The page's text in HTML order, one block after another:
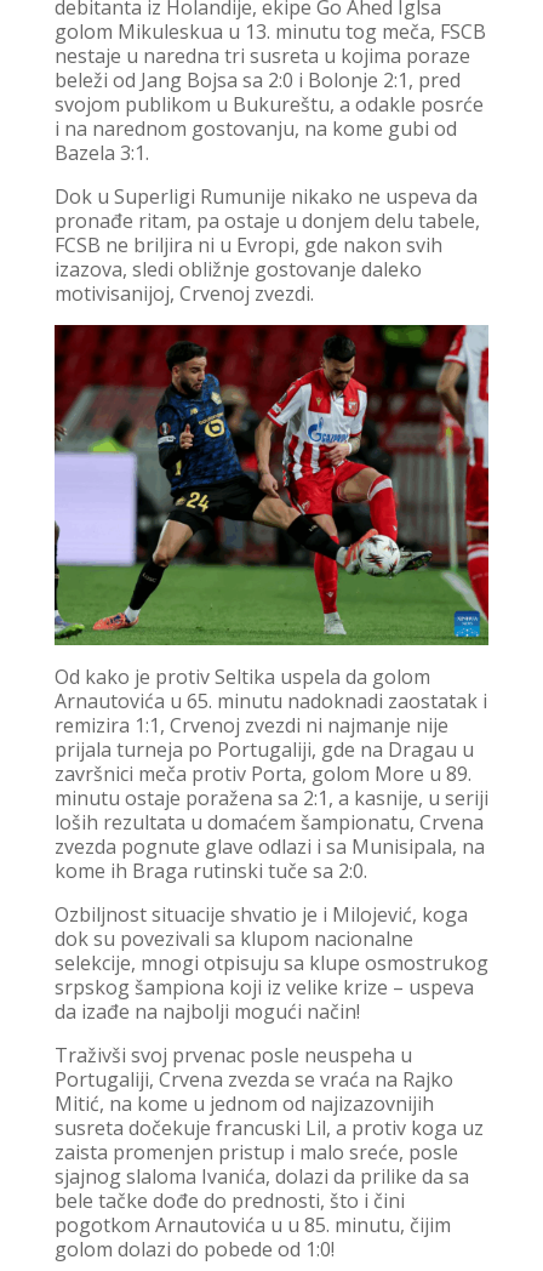
debitanta iz Holandije, ekipe Go Ahed Iglsa
golom Mikuleskua u 13. minutu tog meča, FSCB
nestaje u naredna tri susreta u kojima poraze
beleži od Jang Bojsa sa 2:0 i Bolonje 2:1, pred
svojom publikom u Bukureštu, a odakle posrće
i na narednom gostovanju, na kome gubi od
Bazela 3:1.
Dok u Superligi Rumunije nikako ne uspeva da
pronađe ritam, pa ostaje u donjem delu tabele,
FCSB ne briljira ni u Evropi, gde nakon svih
izazova, sledi obližnje gostovanje daleko
motivisanijoj, Crvenoj zvezdi.
Od kako je protiv Seltika uspela da golom
Arnautovića u 65. minutu nadoknadi zaostatak i
remizira 1:1, Crvenoj zvezdi ni najmanje nije
prijala turneja po Portugaliji, gde na Dragau u
završnici meča protiv Porta, golom More u 89.
minutu ostaje poražena sa 2:1, a kasnije, u seriji
loših rezultata u domaćem šampionatu, Crvena
zvezda pognute glave odlazi i sa Munisipala, na
kome ih Braga rutinski tuče sa 2:0.
Ozbiljnost situacije shvatio je i Milojević, koga
dok su povezivali sa klupom nacionalne
selekcije, mnogi otpisuju sa klupe osmostrukog
srpskog šampiona koji iz velike krize – uspeva
da izađe na najbolji mogući način!
Traživši svoj prvenac posle neuspeha u
Portugaliji, Crvena zvezda se vraća na Rajko
Mitić, na kome u jednom od najizazovnijih
susreta dočekuje francuski Lil, a protiv koga uz
zaista promenjen pristup i malo sreće, posle
sjajnog slaloma Ivanića, dolazi da prilike da sa
bele tačke dođe do prednosti, što i čini
pogotkom Arnautovića u u 85. minutu, čijim
golom dolazi do pobede od 1:0!